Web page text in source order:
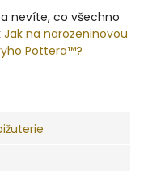
nevíte, co všechno
Jak na narozeninovou
Pottera™?